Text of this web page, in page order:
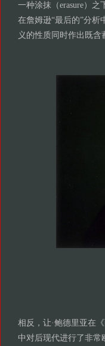
一种涂抹（erasure）
在詹姆逊“最后的”分
义的性质同时作出既
相反，让·鲍德里亚在
中对后现代进行了非常